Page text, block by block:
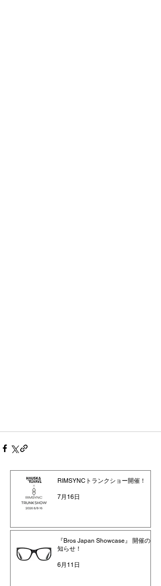
RIMSYNCトランクショー開催！
7月16日
『Bros Japan Showcase』 開催のお
知らせ！
6月11日